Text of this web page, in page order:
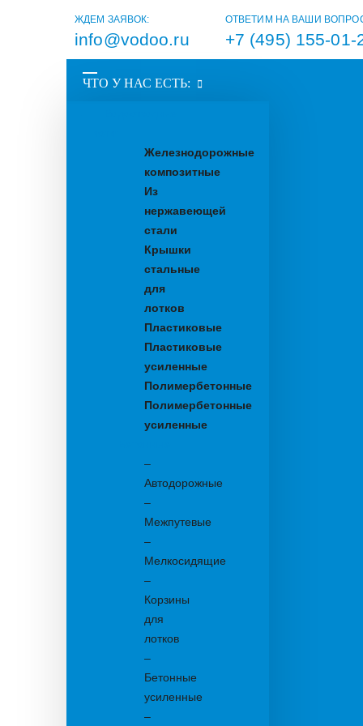
ЖДЕМ ЗАЯВОК:
info@vodoo.ru
ОТВЕТИМ НА ВАШИ
+7 (495) 155-01-
ЧТО У НАС ЕСТЬ:
Железнодорожные
композитные
Из
нержавеющей
стали
Крышки
стальные
для
лотков
Пластиковые
Пластиковые
усиленные
Полимербетонные
Полимербетонные
усиленные
–
Автодорожные
–
Межпутевые
–
Мелкосидящие
–
Корзины
для
лотков
–
Бетонные
усиленные
–